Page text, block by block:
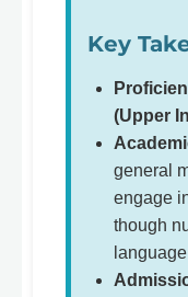
Key
(Upper
general
engage
though